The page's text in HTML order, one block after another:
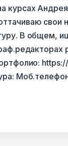
Андрея
свои
В общем,